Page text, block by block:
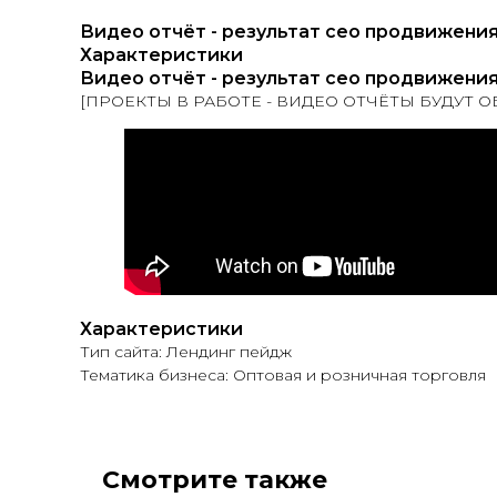
Видео отчёт - результат сео продвижения
Характеристики
Видео отчёт - результат сео продвижения
[ПРОЕКТЫ В РАБОТЕ - ВИДЕО ОТЧЁТЫ БУДУТ
Характеристики
Тип сайта: Лендинг пейдж
Тематика бизнеса: Оптовая и розничная торговля
Смотрите также